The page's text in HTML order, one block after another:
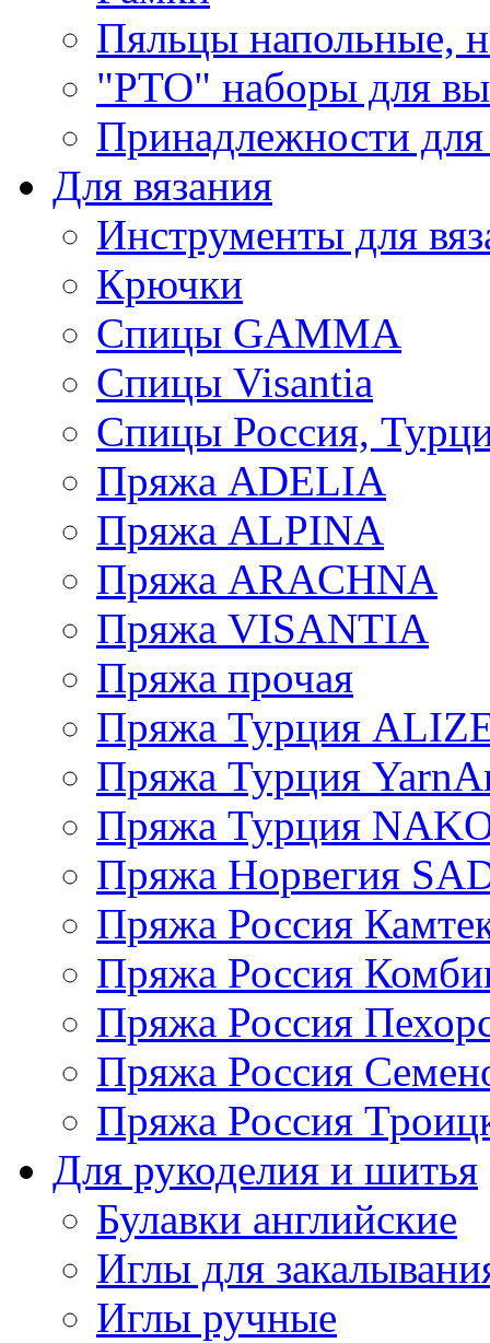
Пяльцы напольные,
"РТО" наборы для
Принадлежности
Для вязания
Инструменты для
Крючки
Спицы GAMMA
Спицы Visantia
Спицы Россия,
Пряжа ADELIA
Пряжа ALPINA
Пряжа ARACHNA
Пряжа VISANTIA
Пряжа прочая
Пряжа Турция
Пряжа Турция
Пряжа Турция
Пряжа Норвегия
Пряжа Россия
Пряжа Россия
Пряжа Россия
Пряжа Россия
Пряжа Россия
Для рукоделия и шитья
Булавки английские
Иглы для
Иглы ручные